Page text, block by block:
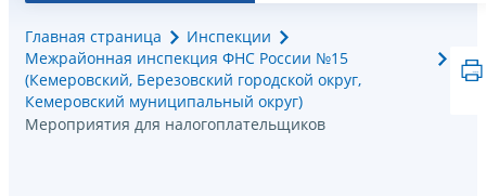
Главная страница
Инспекции
Межрайонная инспекция ФНС России №15
(Кемеровский, Березовский городской округ,
Кемеровский муниципальный округ)
Мероприятия для налогоплательщиков